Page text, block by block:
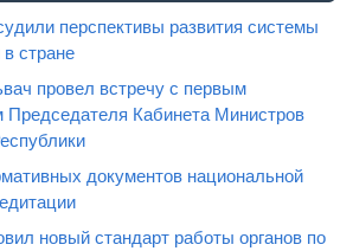
перспективы развития системы
стране
провел встречу с первым
Председателя Кабинета Министров
документов национальной
новый стандарт работы органов по